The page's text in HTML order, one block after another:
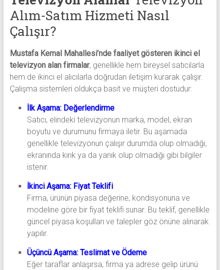
Alım-Satım Hizmeti Nasıl
Çalışır?
Mustafa Kemal Mahallesi’nde faaliyet gösteren ikinci el
televizyon alan firmalar, genellikle hem bireysel satıcılarla
hem de ikinci el alıcılarla doğrudan iletişim kurarak çalışır.
Çalışma sistemleri oldukça basit ve müşteri dostudur:
İlk Aşama: Değerlendirme
Satıcı, elindeki televizyonun marka, model, ekran
boyutu ve durumunu firmaya iletir. Bu aşamada
genellikle televizyonun çalışır durumda olup olmadığı,
ekranında kırık ya da yanık olup olmadığı gibi bilgiler
istenir.
İkinci Aşama: Fiyat Teklifi
Firma, ürünün piyasa değerine, kondisyonuna ve
modeline göre bir fiyat teklifi sunar. Bu teklif, genellikle
güncel piyasa koşulları ve talepler göz önüne alınarak
yapılır.
Üçüncü Aşama: Teslimat ve Ödeme
Eğer taraflar anlaşırsa, firma ya adrese gelip ürünü